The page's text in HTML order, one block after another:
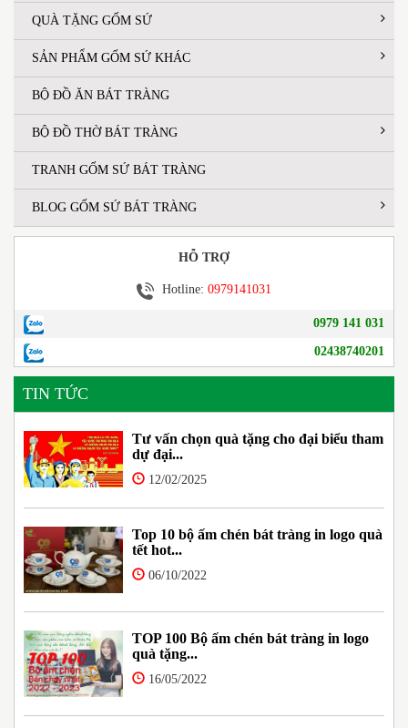
QUÀ TẶNG GỐM SỨ
SẢN PHẨM GỐM SỨ KHÁC
BỘ ĐỒ ĂN BÁT TRÀNG
BỘ ĐỒ THỜ BÁT TRÀNG
TRANH GỐM SỨ BÁT TRÀNG
BLOG GỐM SỨ BÁT TRÀNG
HỖ TRỢ
Hotline: 0979141031
0979 141 031
02438740201
TIN TỨC
Tư vấn chọn quà tặng cho đại biểu tham
dự đại...
12/02/2025
Top 10 bộ ấm chén bát tràng in logo quà
tết hot...
06/10/2022
TOP 100 Bộ ấm chén bát tràng in logo
quà tặng...
16/05/2022